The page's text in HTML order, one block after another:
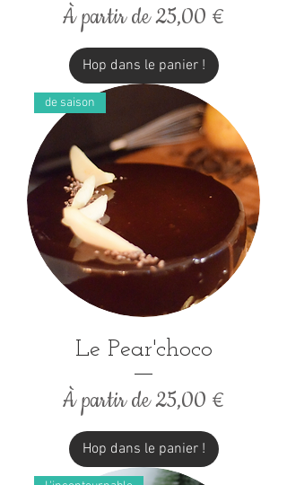
À partir de25,00 €
Prix promotionnel
Hop dans le panier !
de saison
Le Pear'choco
À partir de25,00 €
Prix promotionnel
Hop dans le panier !